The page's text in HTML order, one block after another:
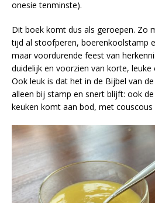
onesie tenminste).
Dit boek komt dus als geroepen. Zo
tijd al stoofperen, boerenkoolstamp
maar voordurende feest van
duidelijk en voorzien van korte,
Ook leuk is dat het in de Bijbel van
alleen bij stamp en snert blijft: ook
keuken komt aan bod, met couscous